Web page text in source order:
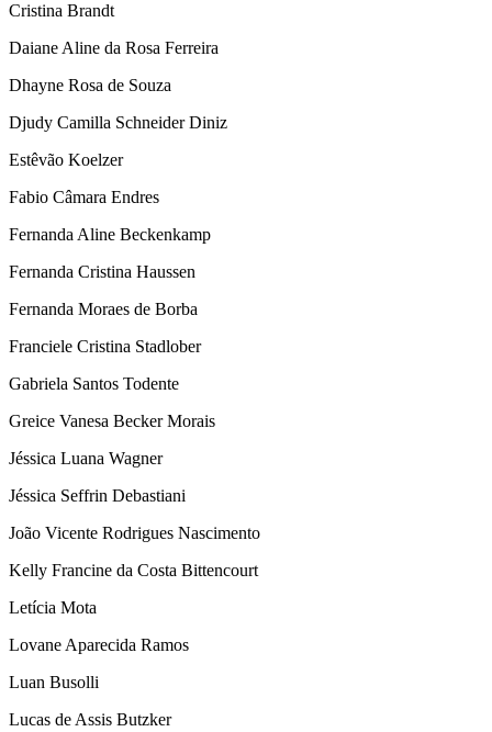
Cristina Brandt
Daiane Aline da Rosa Ferreira
Dhayne Rosa de Souza
Djudy Camilla Schneider Diniz
Estêvão Koelzer
Fabio Câmara Endres
Fernanda Aline Beckenkamp
Fernanda Cristina Haussen
Fernanda Moraes de Borba
Franciele Cristina Stadlober
Gabriela Santos Todente
Greice Vanesa Becker Morais
Jéssica Luana Wagner
Jéssica Seffrin Debastiani
João Vicente Rodrigues Nascimento
Kelly Francine da Costa Bittencourt
Letícia Mota
Lovane Aparecida Ramos
Luan Busolli
Lucas de Assis Butzker